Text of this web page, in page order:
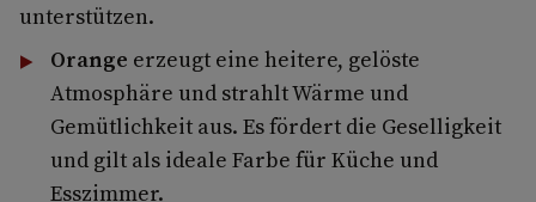
unterstützen.
Orange erzeugt eine heitere, gelöste
Atmosphäre und strahlt Wärme und
Gemütlichkeit aus. Es fördert die Geselligkeit
und gilt als ideale Farbe für Küche und
Esszimmer.